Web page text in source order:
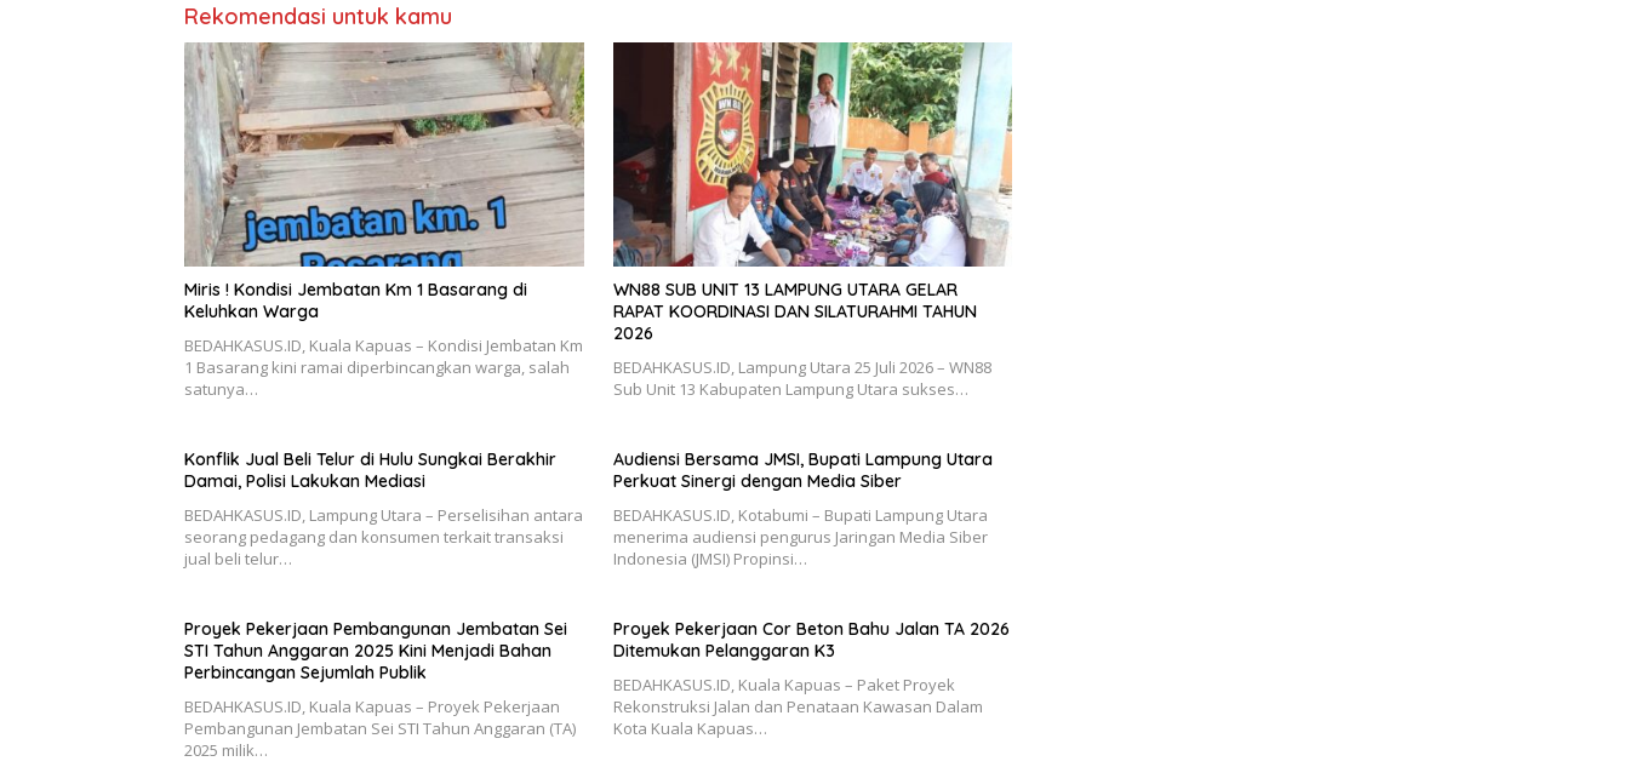
Rekomendasi untuk kamu
Miris ! Kondisi Jembatan Km 1 Basarang di
Keluhkan Warga
BEDAHKASUS.ID, Kuala Kapuas – Kondisi Jembatan Km
1 Basarang kini ramai diperbincangkan warga, salah
satunya…
WN88 SUB UNIT 13 LAMPUNG UTARA GELAR
RAPAT KOORDINASI DAN SILATURAHMI TAHUN
2026
BEDAHKASUS.ID, Lampung Utara 25 Juli 2026 – WN88
Sub Unit 13 Kabupaten Lampung Utara sukses…
Konflik Jual Beli Telur di Hulu Sungkai Berakhir
Damai, Polisi Lakukan Mediasi
BEDAHKASUS.ID, Lampung Utara – Perselisihan antara
seorang pedagang dan konsumen terkait transaksi
jual beli telur…
Audiensi Bersama JMSI, Bupati Lampung Utara
Perkuat Sinergi dengan Media Siber
BEDAHKASUS.ID, Kotabumi – Bupati Lampung Utara
menerima audiensi pengurus Jaringan Media Siber
Indonesia (JMSI) Propinsi…
Proyek Pekerjaan Pembangunan Jembatan Sei
STI Tahun Anggaran 2025 Kini Menjadi Bahan
Perbincangan Sejumlah Publik
BEDAHKASUS.ID, Kuala Kapuas – Proyek Pekerjaan
Pembangunan Jembatan Sei STI Tahun Anggaran (TA)
2025 milik…
Proyek Pekerjaan Cor Beton Bahu Jalan TA 2026
Ditemukan Pelanggaran K3
BEDAHKASUS.ID, Kuala Kapuas – Paket Proyek
Rekonstruksi Jalan dan Penataan Kawasan Dalam
Kota Kuala Kapuas…